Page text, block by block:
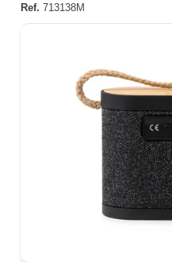
Ref. 713138M